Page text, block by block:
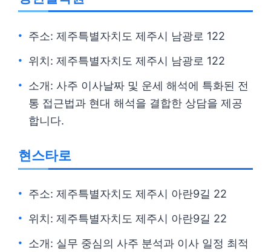
주소: 제주특별자치도 제주시 남광로 122
위치: 제주특별자치도 제주시 남광로 122
소개: 사주 이사날짜 및 운세 해석에 특화된 전
통 접근법과 현대 해석을 결합한 상담을 제공
합니다.
현스타로
주소: 제주특별자치도 제주시 아란9길 22
위치: 제주특별자치도 제주시 아란9길 22
소개: 실무 중심의 사주 분석과 이사 일정 최적